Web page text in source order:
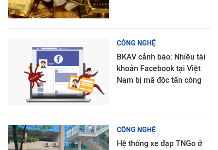
CÔNG NGHỆ
BKAV cảnh báo: Nhiều tài
khoản Facebook tại Việt
Nam bị mã độc tấn công
CÔNG NGHỆ
Hệ thống xe đạp TNGo ở